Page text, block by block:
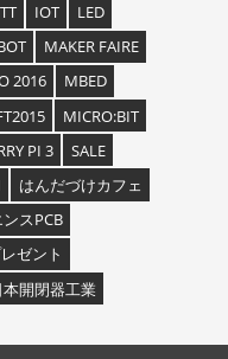
IOT
LED
MAKER FAIRE
2016
MBED
MICRO:BIT
PI 3
SALE
はんだづけカフェ
スPCB
ゼント
本開閉器工業